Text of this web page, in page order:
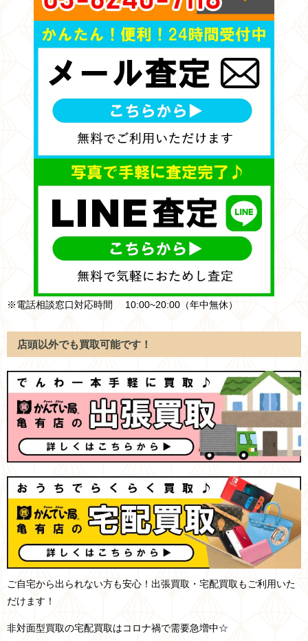
※電話相談窓口対応時間 10:00~20:00（年中無休）
店頭以外でも買取可能です！
ご自宅から出られない方も安心！出張買取・宅配買取もご利用いた
だけます！
非対面型買取の宅配買取はコロナ禍で需要急増中☆